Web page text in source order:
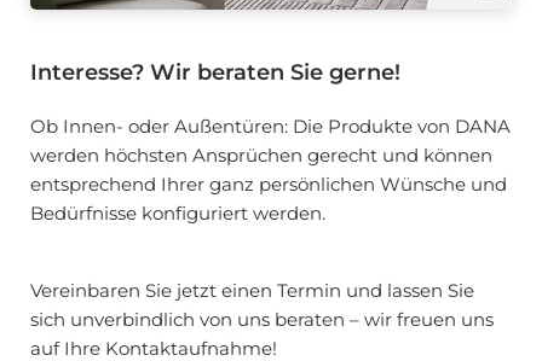
Interesse? Wir beraten Sie gerne!
Ob Innen- oder Außentüren: Die Produkte von DANA
werden höchsten Ansprüchen gerecht und können
entsprechend Ihrer ganz persönlichen Wünsche und
Bedürfnisse konfiguriert werden.
Vereinbaren Sie jetzt einen Termin und lassen Sie
sich unverbindlich von uns beraten – wir freuen uns
auf Ihre Kontaktaufnahme!